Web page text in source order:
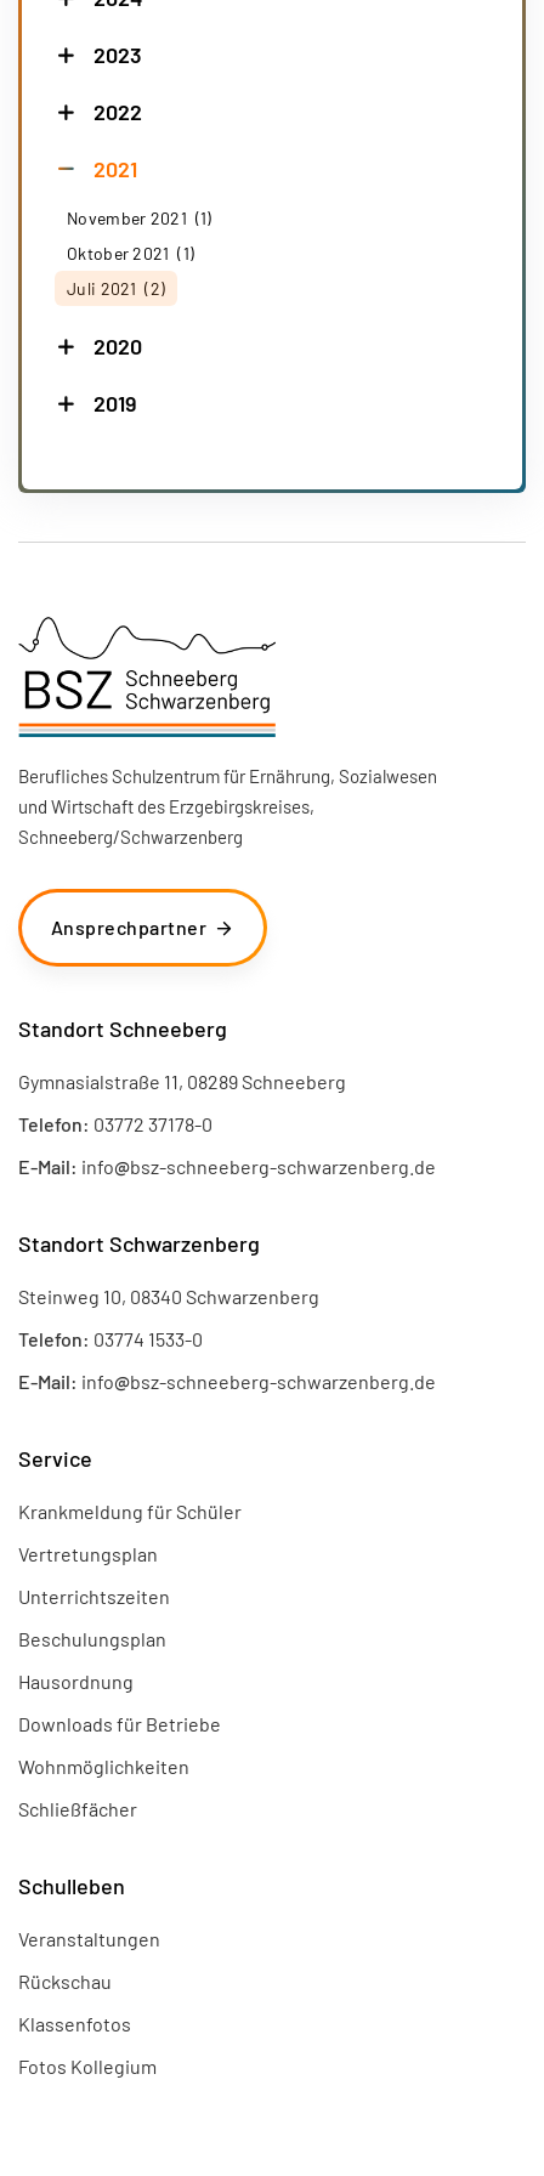
2023
2022
2021
November 2021 (1)
Oktober 2021 (1)
Juli 2021 (2)
2020
2019
Berufliches Schulzentrum für Ernährung, Sozialwesen
und Wirtschaft des Erzgebirgskreises,
Schneeberg/Schwarzenberg
Ansprechpartner
Standort Schneeberg
Gymnasialstraße 11, 08289 Schneeberg
Telefon: 03772 37178-0
E-Mail: info@bsz-schneeberg-schwarzenberg.de
Standort Schwarzenberg
Steinweg 10, 08340 Schwarzenberg
Telefon: 03774 1533-0
E-Mail: info@bsz-schneeberg-schwarzenberg.de
Service
Krankmeldung für Schüler
Vertretungsplan
Unterrichtszeiten
Beschulungsplan
Hausordnung
Downloads für Betriebe
Wohnmöglichkeiten
Schließfächer
Schulleben
Veranstaltungen
Rückschau
Klassenfotos
Fotos Kollegium